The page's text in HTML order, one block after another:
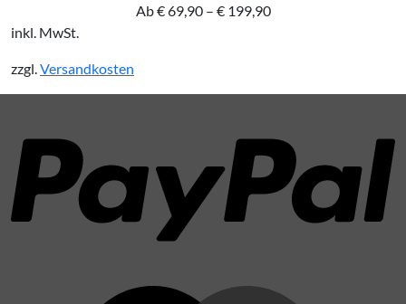
Ab€69,90– €199,90
inkl. MwSt.
zzgl. Versandkosten